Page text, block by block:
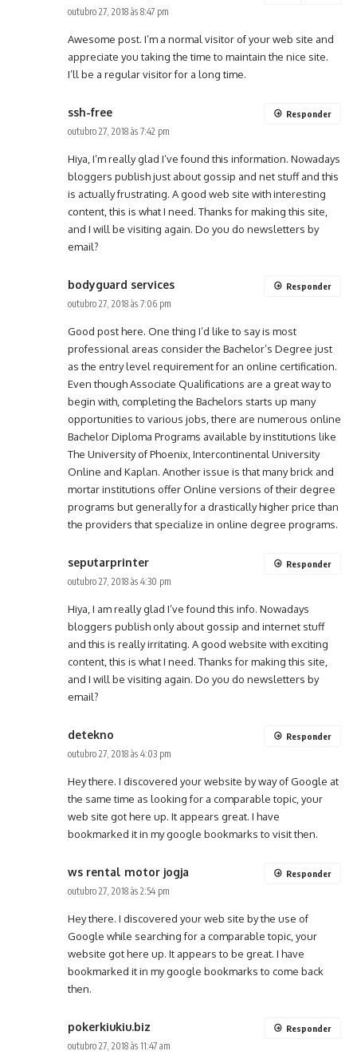
outubro 27, 2018 às 8:47 pm
Awesome post. I’m a normal visitor of your web site and
appreciate you taking the time to maintain the nice site.
I’ll be a regular visitor for a long time.
ssh-free
outubro 27, 2018 às 7:42 pm
Hiya, I’m really glad I’ve found this information. Nowadays
bloggers publish just about gossip and net stuff and this
is actually frustrating. A good web site with interesting
content, this is what I need. Thanks for making this site,
and I will be visiting again. Do you do newsletters by
email?
Responder
bodyguard services
outubro 27, 2018 às 7:06 pm
Good post here. One thing I’d like to say is most
professional areas consider the Bachelor’s Degree just
as the entry level requirement for an online certification.
Even though Associate Qualifications are a great way to
begin with, completing the Bachelors starts up many
opportunities to various jobs, there are numerous online
Bachelor Diploma Programs available by institutions like
The University of Phoenix, Intercontinental University
Online and Kaplan. Another issue is that many brick and
mortar institutions offer Online versions of their degree
programs but generally for a drastically higher price than
the providers that specialize in online degree programs.
Responder
seputarprinter
outubro 27, 2018 às 4:30 pm
Hiya, I am really glad I’ve found this info. Nowadays
bloggers publish only about gossip and internet stuff
and this is really irritating. A good website with exciting
content, this is what I need. Thanks for making this site,
and I will be visiting again. Do you do newsletters by
email?
Responder
detekno
outubro 27, 2018 às 4:03 pm
Hey there. I discovered your website by way of Google at
the same time as looking for a comparable topic, your
web site got here up. It appears great. I have
bookmarked it in my google bookmarks to visit then.
Responder
ws rental motor jogja
outubro 27, 2018 às 2:54 pm
Hey there. I discovered your web site by the use of
Google while searching for a comparable topic, your
website got here up. It appears to be great. I have
bookmarked it in my google bookmarks to come back
then.
Responder
pokerkiukiu.biz
outubro 27, 2018 às 11:47 am
Responder